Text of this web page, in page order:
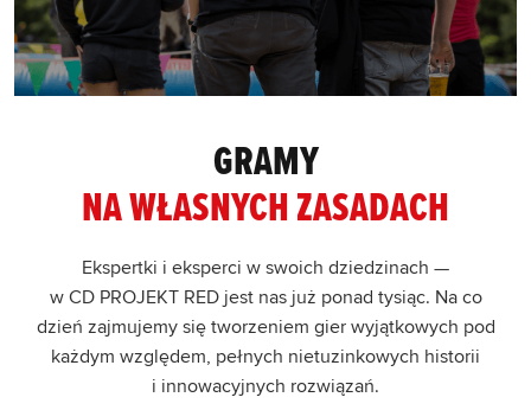
GRAMY
NA WŁASNYCH ZASADACH
Ekspertki i eksperci w swoich dziedzinach —
w CD PROJEKT RED jest nas już ponad tysiąc. Na co
dzień zajmujemy się tworzeniem gier wyjątkowych pod
każdym względem, pełnych nietuzinkowych historii
i innowacyjnych rozwiązań.